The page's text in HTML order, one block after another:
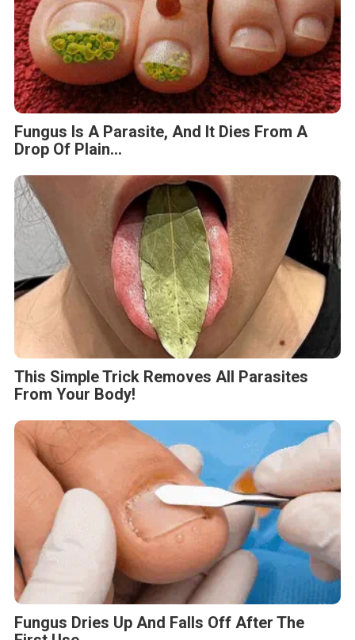
Fungus Is A Parasite, And It Dies From A
Drop Of Plain...
This Simple Trick Removes All Parasites
From Your Body!